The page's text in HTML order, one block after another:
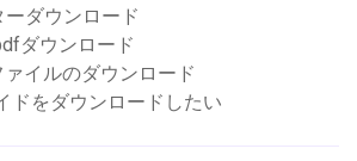
ダウンロード
ダウンロード
イルのダウンロード
ドをダウンロードしたい